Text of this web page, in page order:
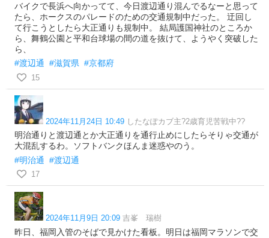
バイクで長浜へ向かってて、今日渡辺通り混んでるなーと思って
たら、ホークスのパレードのための交通規制中だった。 迂回し
て行こうとしたら大正通りも規制中。 結局護国神社のところか
ら、舞鶴公園と平和台球場の間の道を抜けて、ようやく突破した
ら、
#渡辺通
#滋賀県 #京都府
15
2024年11月24日 10:49 したなぽカブ主?2歳育児苦戦中??
明治通りと渡辺通とか大正通りを通行止めにしたらそりゃ交通が
大混乱するわ。ソフトバンクほんま迷惑やのう。
#明治通
#渡辺通
17
2024年11月9日 20:09 吉峯 瑞樹
昨日、福岡入管のそばで見かけた看板。明日は福岡マラソンで交